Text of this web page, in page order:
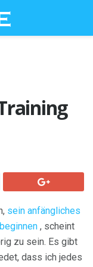
sein anfängliches
, scheint
zu sein. Es gibt
dass ich jedes